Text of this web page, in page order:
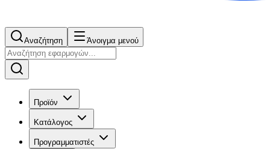
Αναζήτηση Άνοιγμα μενού
Προϊόν
Κατάλογος
Προγραμματιστές